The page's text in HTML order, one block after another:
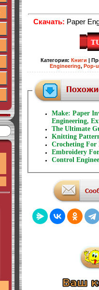
Скачать: Paper
Категория: Книги
Engineering, Pop-
Make: Paper
Engineering,
The Ultimate
Knitting
Crocheting For
Embroidery
Control